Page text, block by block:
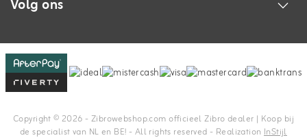
Volg ons
Copyright © 2026 - Zibrowebshop.com officieel Zibro dealer | Koop bij
de specialist van NL en BE! - All rights reserved - Realization InStijl